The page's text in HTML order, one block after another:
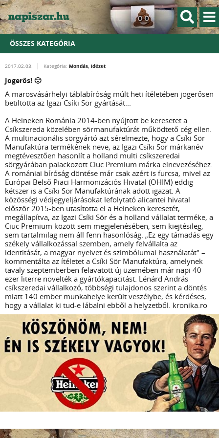
ÖSSZES KATEGÓRIA
2017.02.03. Kategória: Mondás, idézet
Jogerős! 🙁
A marosvásárhelyi táblabíróság múlt heti ítéletében jogerősen
betiltotta az Igazi Csíki Sör gyártását...
A Heineken Románia 2014-ben nyújtott be keresetet a
Csíkszereda közelében sörmanufaktúrát működtető cég ellen.
A multinacionális sörgyártó azt sérelmezte, hogy a Csíki Sör
Manufaktúra termékének neve, az Igazi Csíki Sör márkanév
megtévesztően hasonlít a holland multi csíkszeredai
sörgyárában palackozott Ciuc Premium márka elnevezéséhez.
A romániai bíróság döntése már csak azért is furcsa, mivel az
Európai Belső Piaci Harmonizációs Hivatal (OHIM) eddig
kétszer is a Csíki Sör Manufaktúrának adott igazat. A
közösségi védjegyeljárásokat lefolytató alicantei hivatal
először 2015-ben utasította el a Heineken keresetét,
megállapítva, az Igazi Csíki Sör és a holland vállalat terméke, a
Ciuc Premium között sem megjelenésében, sem kiejtésileg,
sem tartalmilag nem áll fenn hasonlóság. „Ez egy támadás egy
székely vállalkozással szemben, amely felvállalta az
identitását, a magyar nyelvet és szimbólumai használatát" –
kommentálta az ítéletet a Csíki Sör Manufaktúra, amelynek
tavaly szeptemberben felavatott új üzemében már napi 40
ezer literre növelték a gyártókapacitást. Lénárd András
csíkszeredai vállalkozó, többségi tulajdonos szerint a döntés
miatt 140 ember munkahelye került veszélybe, és kérdéses,
hogy a vállalat ki tud-e lábalni ebből a helyzetből. kronika.ro